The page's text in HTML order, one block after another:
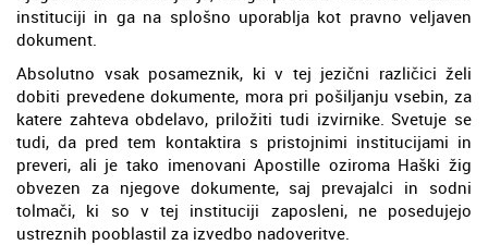
instituciji in ga na splošno uporablja kot pravno veljaven
dokument.
Absolutno vsak posameznik, ki v tej jezični različici želi
dobiti prevedene dokumente, mora pri pošiljanju vsebin, za
katere zahteva obdelavo, priložiti tudi izvirnike. Svetuje se
tudi, da pred tem kontaktira s pristojnimi institucijami in
preveri, ali je tako imenovani Apostille oziroma Haški žig
obvezen za njegove dokumente, saj prevajalci in sodni
tolmači, ki so v tej instituciji zaposleni, ne posedujejo
ustreznih pooblastil za izvedbo nadoveritve.